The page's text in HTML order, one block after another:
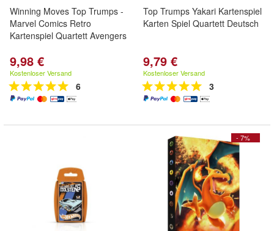
Winning Moves Top Trumps -
Marvel Comics Retro
Kartenspiel Quartett Avengers
9,98 €
Kostenloser Versand
6
Top Trumps Yakari Kartenspiel
Karten Spiel Quartett Deutsch
9,79 €
Kostenloser Versand
3
- 7%